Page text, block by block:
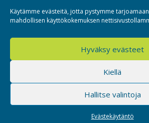
Käytämme evästeitä, jotta pystymme
mahdollisen käyttökokemuksen
Hyväksy evästeet
Kiellä
Hallitse valintoja
Evästekäytäntö